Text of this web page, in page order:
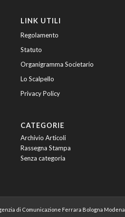
LINK UTILI
Regolamento
Statuto
Organigramma Societario
Lo Scalpello
Privacy Policy
CATEGORIE
Archivio Articoli
Rassegna Stampa
Senza categoria
di Comunicazione Ferrara Bologna Modena